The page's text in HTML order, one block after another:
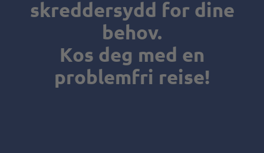
skreddersydd for dine
behov.
Kos deg med en
problemfri reise!